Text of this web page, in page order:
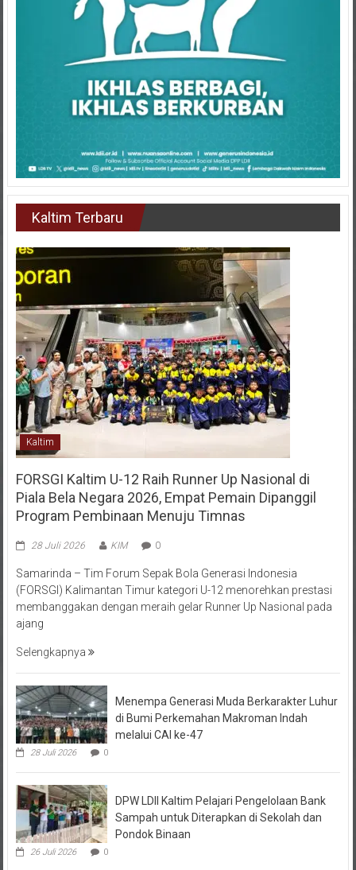
Kaltim Terbaru
Kaltim
FORSGI Kaltim U-12 Raih Runner Up Nasional di
Piala Bela Negara 2026, Empat Pemain Dipanggil
Program Pembinaan Menuju Timnas
(FORSGI) Kalimantan Timur kategori U-12 menorehkan prestasi
membanggakan dengan meraih gelar Runner Up Nasional pada
ajang
di Bumi Perkemahan Makroman Indah
melalui CAI ke-47
28 Juli 2026 0
Sampah untuk Diterapkan di Sekolah dan
Pondok Binaan
26 Juli 2026 0